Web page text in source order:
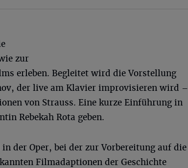
zur
erleben. Begleitet wird die Vorstellung
der live am Klavier improvisieren wird –
von Strauss. Eine kurze Einführung in
Rebekah Rota geben.
der Oper, bei der zur Vorbereitung auf die
Filmadaptionen der Geschichte